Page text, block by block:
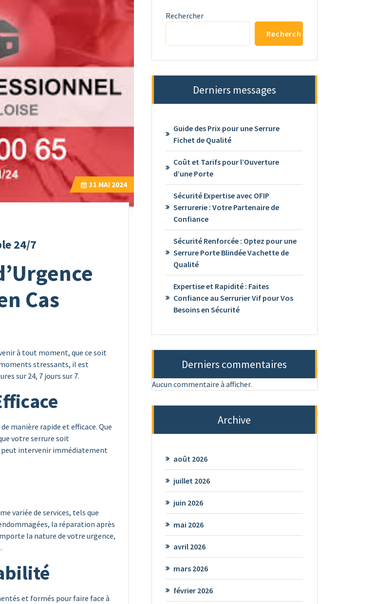
31 MAI 2024
24/7
Cas
à tout moment, que ce soit
stressants, il est
sur 24, 7 jours sur 7.
manière rapide et efficace. Que
votre serrure soit
peut intervenir immédiatement
variée de services, tels que
la réparation après
la nature de votre urgence,
et formés pour faire face à
Rechercher
Rechercher
Derniers messages
Guide des Prix pour une Serrure
Fichet de Qualité
Coût et Tarifs pour l’Ouverture
d’une Porte
Sécurité Expertise avec OFIP
Serrurerie : Votre Partenaire de
Confiance
Sécurité Renforcée : Optez pour une
Serrure Porte Blindée Vachette de
Qualité
Expertise et Rapidité : Faites
Confiance au Serrurier Vif pour Vos
Besoins en Sécurité
Derniers commentaires
Aucun commentaire à afficher.
Archive
août 2026
juillet 2026
juin 2026
mai 2026
avril 2026
mars 2026
février 2026